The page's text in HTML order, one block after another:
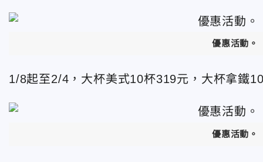
優惠活動。
1/8起至2/4，大杯美式10杯319元，大杯拿鐵
優惠活動。